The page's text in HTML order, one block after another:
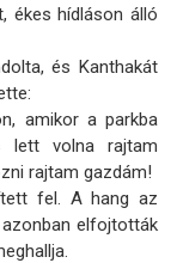
ékes hídláson álló
és Kanthakát
amikor a parkba
lett volna rajtam
rajtam gazdám!
fel. A hang az
elfojtották